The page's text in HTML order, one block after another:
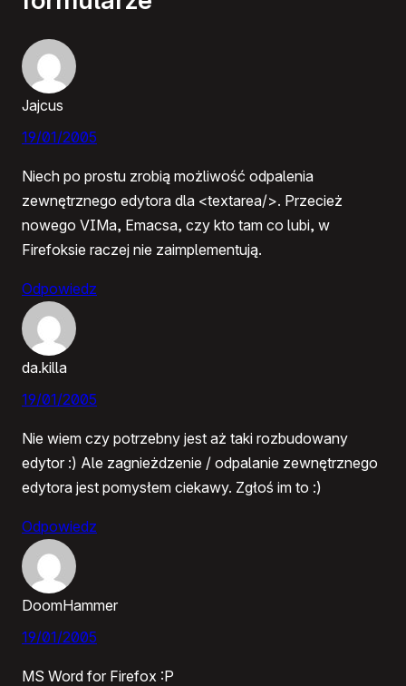
Jajcus
19/01/2005
Niech po prostu zrobią możliwość odpalenia
zewnętrznego edytora dla <textarea/>. Przecież
nowego VIMa, Emacsa, czy kto tam co lubi, w
Firefoksie raczej nie zaimplementują.
Odpowiedz
da.killa
19/01/2005
Nie wiem czy potrzebny jest aż taki rozbudowany
edytor :) Ale zagnieżdzenie / odpalanie zewnętrznego
edytora jest pomysłem ciekawy. Zgłoś im to :)
Odpowiedz
DoomHammer
19/01/2005
MS Word for Firefox :P